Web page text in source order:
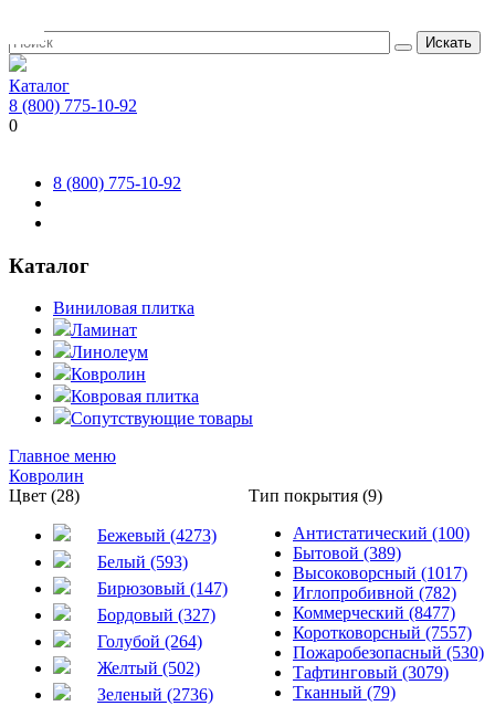
Искать
Каталог
8 (800) 775-10-92
0
8 (800) 775-10-92
Каталог
Виниловая плитка
Ламинат
Линолеум
Ковролин
Ковровая плитка
Сопутствующие товары
Главное меню
Ковролин
Цвет (28)
Бежевый (4273)
Белый (593)
Бирюзовый (147)
Бордовый (327)
Голубой (264)
Желтый (502)
Зеленый (2736)
Тип покрытия (9)
Антистатический (100)
Бытовой (389)
Высоковорсный (1017)
Иглопробивной (782)
Коммерческий (8477)
Коротковорсный (7557)
Пожаробезопасный (530)
Тафтинговый (3079)
Тканный (79)